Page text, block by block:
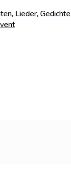
Lieder, Gedichte